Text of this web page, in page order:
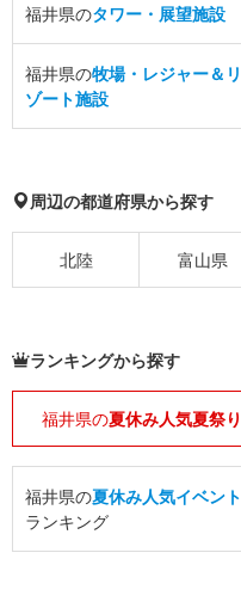
福井県のタワー・展望施設
福井県の牧場・レジャー＆リ
ゾート施設
周辺の都道府県から探す
北陸 富山県
ランキングから探す
福井県の夏休み人気夏祭り
福井県の夏休み人気イベント
ランキング